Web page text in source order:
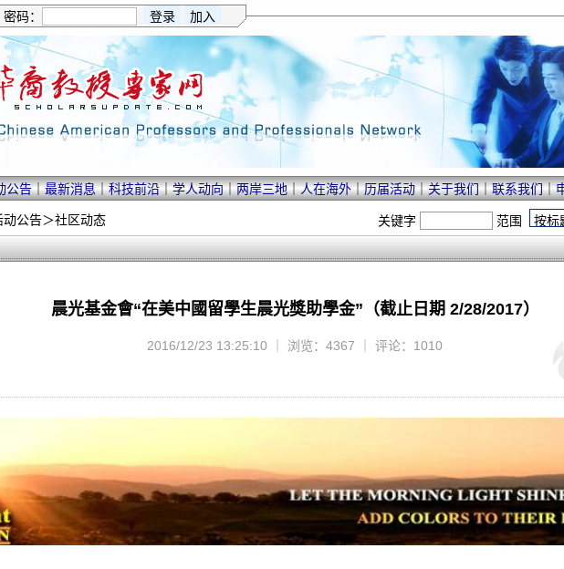
密码：
公告｜最新消息｜科技前沿｜学人动向｜两岸三地｜人在海外｜历届活动｜关于我们｜联系我们｜
动公告＞社区动态 关键字 范围
晨光基金會“在美中國留學生晨光獎助學金”（截止日期 2/28/2017）
2016/12/23 13:25:10 ｜ 浏览：4367 ｜ 评论：1010